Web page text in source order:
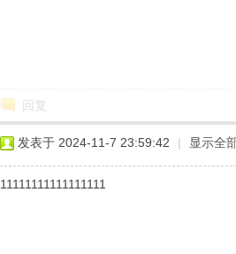
回复
发表于 2024-11-7 23:59:42 | 显示全
11111111111111111